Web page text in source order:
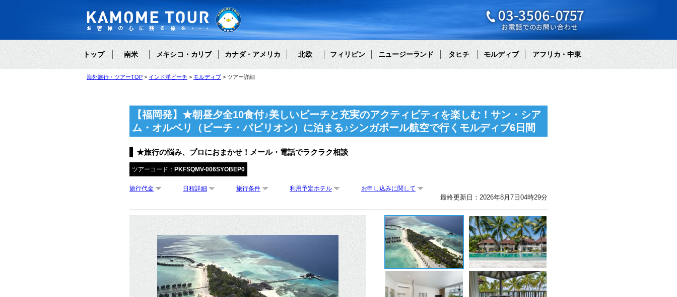
トップ 南米 メキシコ・カリブ カナダ・アメリカ 北欧 フィリピン ニュージーランド タヒチ モルディブ アフリカ・中東
海外旅行・ツアーTOP インド洋ビーチ モルディブ ツアー詳細
【福岡発】★朝昼夕全10食付♪美しいビーチと充実のアクティビティを楽しむ！サン・シア
ム・オルベリ（ビーチ・パビリオン）に泊まる♪シンガポール航空で行くモルディブ6日間
★旅行の悩み、プロにおまかせ！メール・電話でラクラク相談
ツアーコード： PKFSQMV-006SYOBEP0
旅行代金 日程詳細 旅行条件 利用予定ホテル お申し込みに関して
最終更新日：2026年8月7日04時29分